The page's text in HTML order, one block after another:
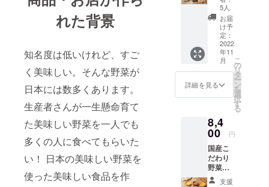
れた背景
知名度は低いけれど、すご
く美味しい。そんな野菜が
日本には数多くあります。
生産者さんが一生懸命育て
た美味しい野菜を一人でも
多くの人に食べてもらいた
い！ 日本の美味しい野菜を
使った美味しい食品を作
シュ
ルーム
ポター
ジュ
150g×2
個 ・か
ぼちゃ
ポター
ジュ
いもポ
ター
150g×2
個 ※賞
味期
限：製
20食
セッ
ト
商
品セッ
ト内容
・雪に
んじん
ポター
個 ・ス
イート
コーン
ポター
ジュ
150g×4
個 ・
5人
お届
け予
定：
2022
年11
月
詳細を見る
こ
の
リ
タ
ー
ン
を
選
択
す
る
8,4
00 円
国産こ
だわり
野菜の
ポター
支援